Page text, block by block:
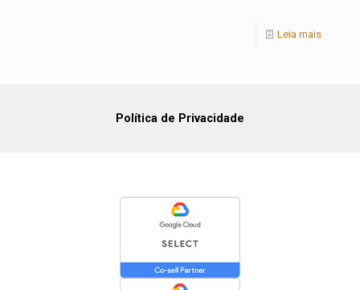
Leia mais
Política de Privacidade